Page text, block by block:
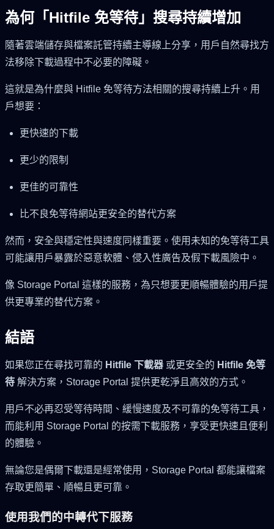
為何「Hitfile 免等待」搜尋持續增加
隨著雲端儲存與檔案託管持續主導線上分享，用戶自然尋找方
法移除下載過程中不必要的障礙。
這就是為什麼與 Hitfile 免等待方法相關的搜尋持續上升。用
戶想要：
更快速的下載
更少的限制
更佳的可靠性
比不良免等待網站更安全的替代方案
然而，安全與穩定性與速度同樣重要。使用未知的免等待工具
可能讓用戶暴露於惡意軟體、侵入性廣告及假下載風險中。
像 Storage Portal 這樣的服務，為只想要更順暢體驗的用戶提
供更專業的替代方案。
結語
如果您正在尋找可靠的 Hitfile 下載器 或更安全的 Hitfile 免等
待 解決方案，Storage Portal 提供更乾淨且高效的方式。
用戶不必再忍受等待時間、緩慢速度及不可靠的免等待工具，
而能利用 Storage Portal 的按需下載服務，享受更快速且便利
的體驗。
無論您是偶爾下載還是經常使用，Storage Portal 都能讓檔案
存取更簡單、順暢且更可靠。
使用我們的中轉代下服務